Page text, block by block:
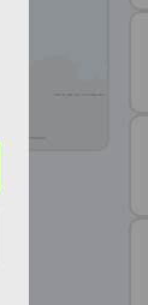
KREIS LAUENBURG
KREIS NW-MECKLENBURG